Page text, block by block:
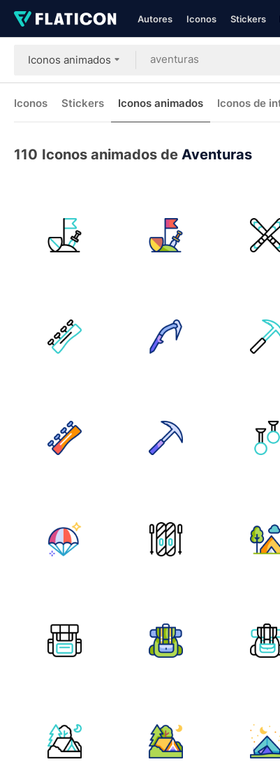
Autores Iconos Stickers
Iconos animados
Iconos Stickers Iconos animados Iconos de
110 Iconos animados de Aventuras